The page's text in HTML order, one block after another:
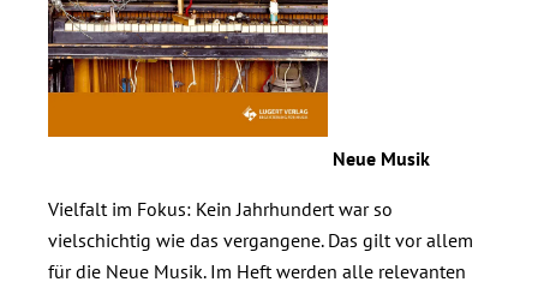
Neue Musik
Vielfalt im Fokus: Kein Jahrhundert war so
vielschichtig wie das vergangene. Das gilt vor allem
für die Neue Musik. Im Heft werden alle relevanten